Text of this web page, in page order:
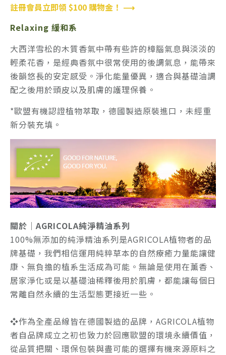
註冊會員立即領 $100 購物金！ ⟶
Relaxing 緩和系
大西洋雪松的木質香氣中帶有些許的樟腦氣息與淡淡的
輕柔花香，是經典香氛中很常使用的後調氣息，能帶來
後韻悠長的安定感受。淨化能量優異，適合與基礎油調
配之後用於頭皮以及肌膚的護理保養。
*歐盟有機認證植物萃取，德國製造原裝進口，未經重
新分裝充填。
關於｜AGRICOLA純淨精油系列
100%無添加的純淨精油系列是AGRICOLA植物者的品
牌基礎，我們相信運用純粹草本的自然療癒力量能讓健
康、無負擔的植系生活成為可能。無論是使用在薰香、
居家淨化或是以基礎油稀釋後用於肌膚，都能讓每個日
常離自然永續的生活型態更接近一些。
❖作為全產品線皆在德國製造的品牌，AGRICOLA植物
者自品牌成立之初也致力於回應歐盟的環境永續價值，
從品質把關、環保包裝與盡可能的選擇有機來源原料之